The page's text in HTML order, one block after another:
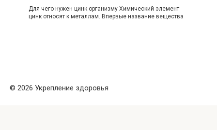
Для чего нужен цинк организму Химический элемент
цинк относят к металлам. Впервые название вещества
© 2026 Укрепление здоровья